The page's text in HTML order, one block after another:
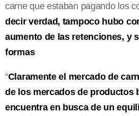
carne que estaban pagando los
decir verdad, tampoco hubo
aumento de las retenciones, y
formas
“Claramente el mercado de
de los mercados de productos
encuentra en busca de un